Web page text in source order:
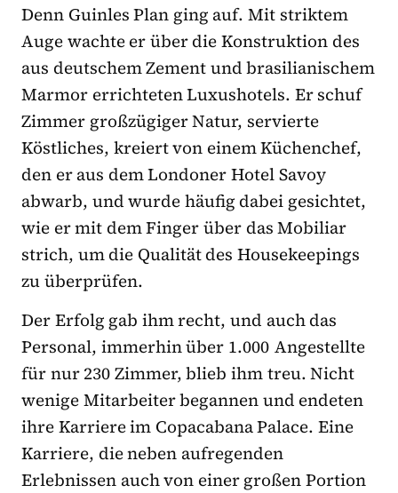
Denn Guinles Plan ging auf. Mit striktem
Auge wachte er über die Konstruktion des
aus deutschem Zement und brasilianischem
Marmor errichteten Luxushotels. Er schuf
Zimmer großzügiger Natur, servierte
Köstliches, kreiert von einem Küchenchef,
den er aus dem Londoner Hotel Savoy
abwarb, und wurde häufig dabei gesichtet,
wie er mit dem Finger über das Mobiliar
strich, um die Qualität des Housekeepings
zu überprüfen.
Der Erfolg gab ihm recht, und auch das
Personal, immerhin über 1.000 Angestellte
für nur 230 Zimmer, blieb ihm treu. Nicht
wenige Mitarbeiter begannen und endeten
ihre Karriere im Copacabana Palace. Eine
Karriere, die neben aufregenden
Erlebnissen auch von einer großen Portion